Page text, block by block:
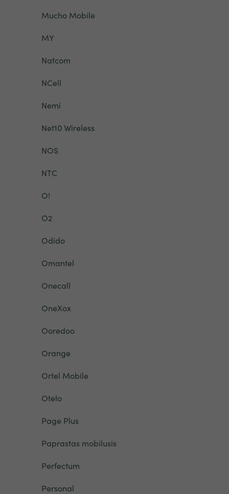
Mucho Mobile
MY
Natcom
NCell
Nemi
Net10 Wireless
NOS
NTC
O!
O2
Odido
Omantel
Onecall
OneXox
Ooredoo
Orange
Ortel Mobile
Otelo
Page Plus
Paprastas mobilusis
Perfectum
Personal